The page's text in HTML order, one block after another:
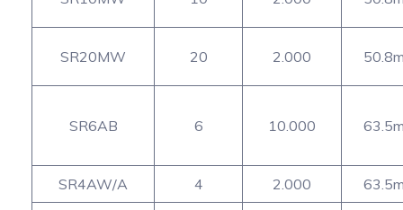
SR20MW 20 2.000
SR6AB 6 10.000
SR4AW/A 4 2.000